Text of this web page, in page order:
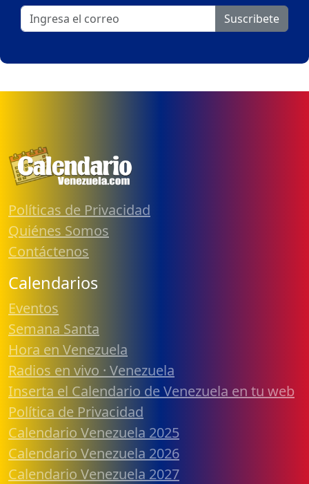
Suscribete
Políticas de Privacidad
Quiénes Somos
Contáctenos
Calendarios
Eventos
Semana Santa
Hora en Venezuela
Radios en vivo · Venezuela
Inserta el Calendario de Venezuela en tu web
Política de Privacidad
Calendario Venezuela 2025
Calendario Venezuela 2026
Calendario Venezuela 2027